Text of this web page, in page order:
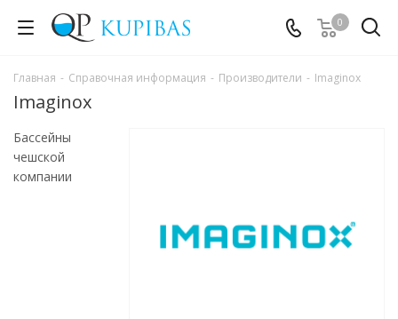
0
Главная - Справочная информация - Производители - Imaginox
Imaginox
Бассейны
чешской
компании